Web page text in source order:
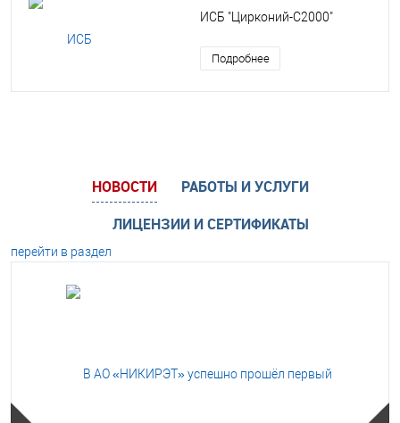
ИСБ "Цирконий-С2000"
Подробнее
НОВОСТИ
РАБОТЫ И УСЛУГИ
ЛИЦЕНЗИИ И СЕРТИФИКАТЫ
перейти в раздел